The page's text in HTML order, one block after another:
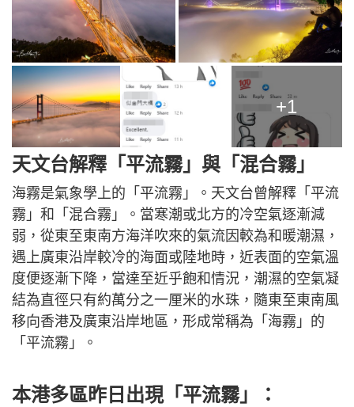
+1
天文台解釋「平流霧」與「混合霧」
海霧是氣象學上的「平流霧」。天文台曾解釋「平流
霧」和「混合霧」。當寒潮或北方的冷空氣逐漸減
弱，從東至東南方海洋吹來的氣流因較為和暖潮濕，
遇上廣東沿岸較冷的海面或陸地時，近表面的空氣溫
度便逐漸下降，當達至近乎飽和情況，潮濕的空氣凝
結為直徑只有約萬分之一厘米的水珠，隨東至東南風
移向香港及廣東沿岸地區，形成常稱為「海霧」的
「平流霧」。
本港多區昨日出現「平流霧」：